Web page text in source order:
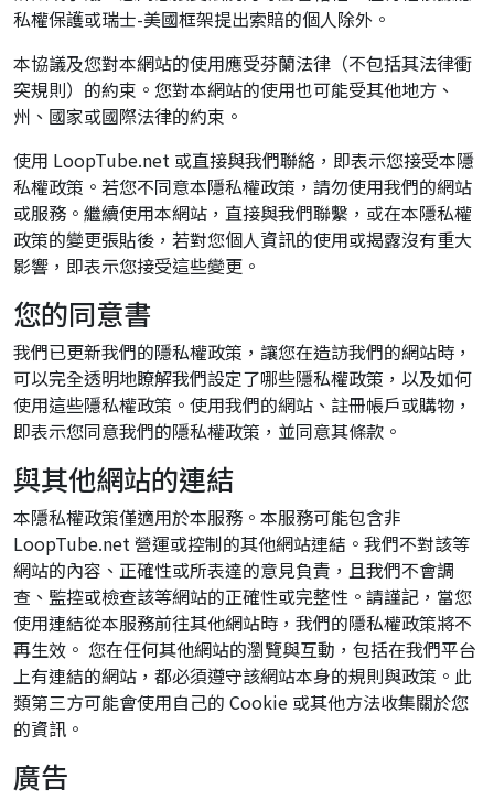
私權保護或瑞士-美國框架提出索賠的個人除外。
本協議及您對本網站的使用應受芬蘭法律（不包括其法律衝
突規則）的約束。您對本網站的使用也可能受其他地方、
州、國家或國際法律的約束。
使用 LoopTube.net 或直接與我們聯絡，即表示您接受本隱
私權政策。若您不同意本隱私權政策，請勿使用我們的網站
或服務。繼續使用本網站，直接與我們聯繫，或在本隱私權
政策的變更張貼後，若對您個人資訊的使用或揭露沒有重大
影響，即表示您接受這些變更。
您的同意書
我們已更新我們的隱私權政策，讓您在造訪我們的網站時，
可以完全透明地瞭解我們設定了哪些隱私權政策，以及如何
使用這些隱私權政策。使用我們的網站、註冊帳戶或購物，
即表示您同意我們的隱私權政策，並同意其條款。
與其他網站的連結
本隱私權政策僅適用於本服務。本服務可能包含非
LoopTube.net 營運或控制的其他網站連結。我們不對該等
網站的內容、正確性或所表達的意見負責，且我們不會調
查、監控或檢查該等網站的正確性或完整性。請謹記，當您
使用連結從本服務前往其他網站時，我們的隱私權政策將不
再生效。 您在任何其他網站的瀏覽與互動，包括在我們平台
上有連結的網站，都必須遵守該網站本身的規則與政策。此
類第三方可能會使用自己的 Cookie 或其他方法收集關於您
的資訊。
廣告